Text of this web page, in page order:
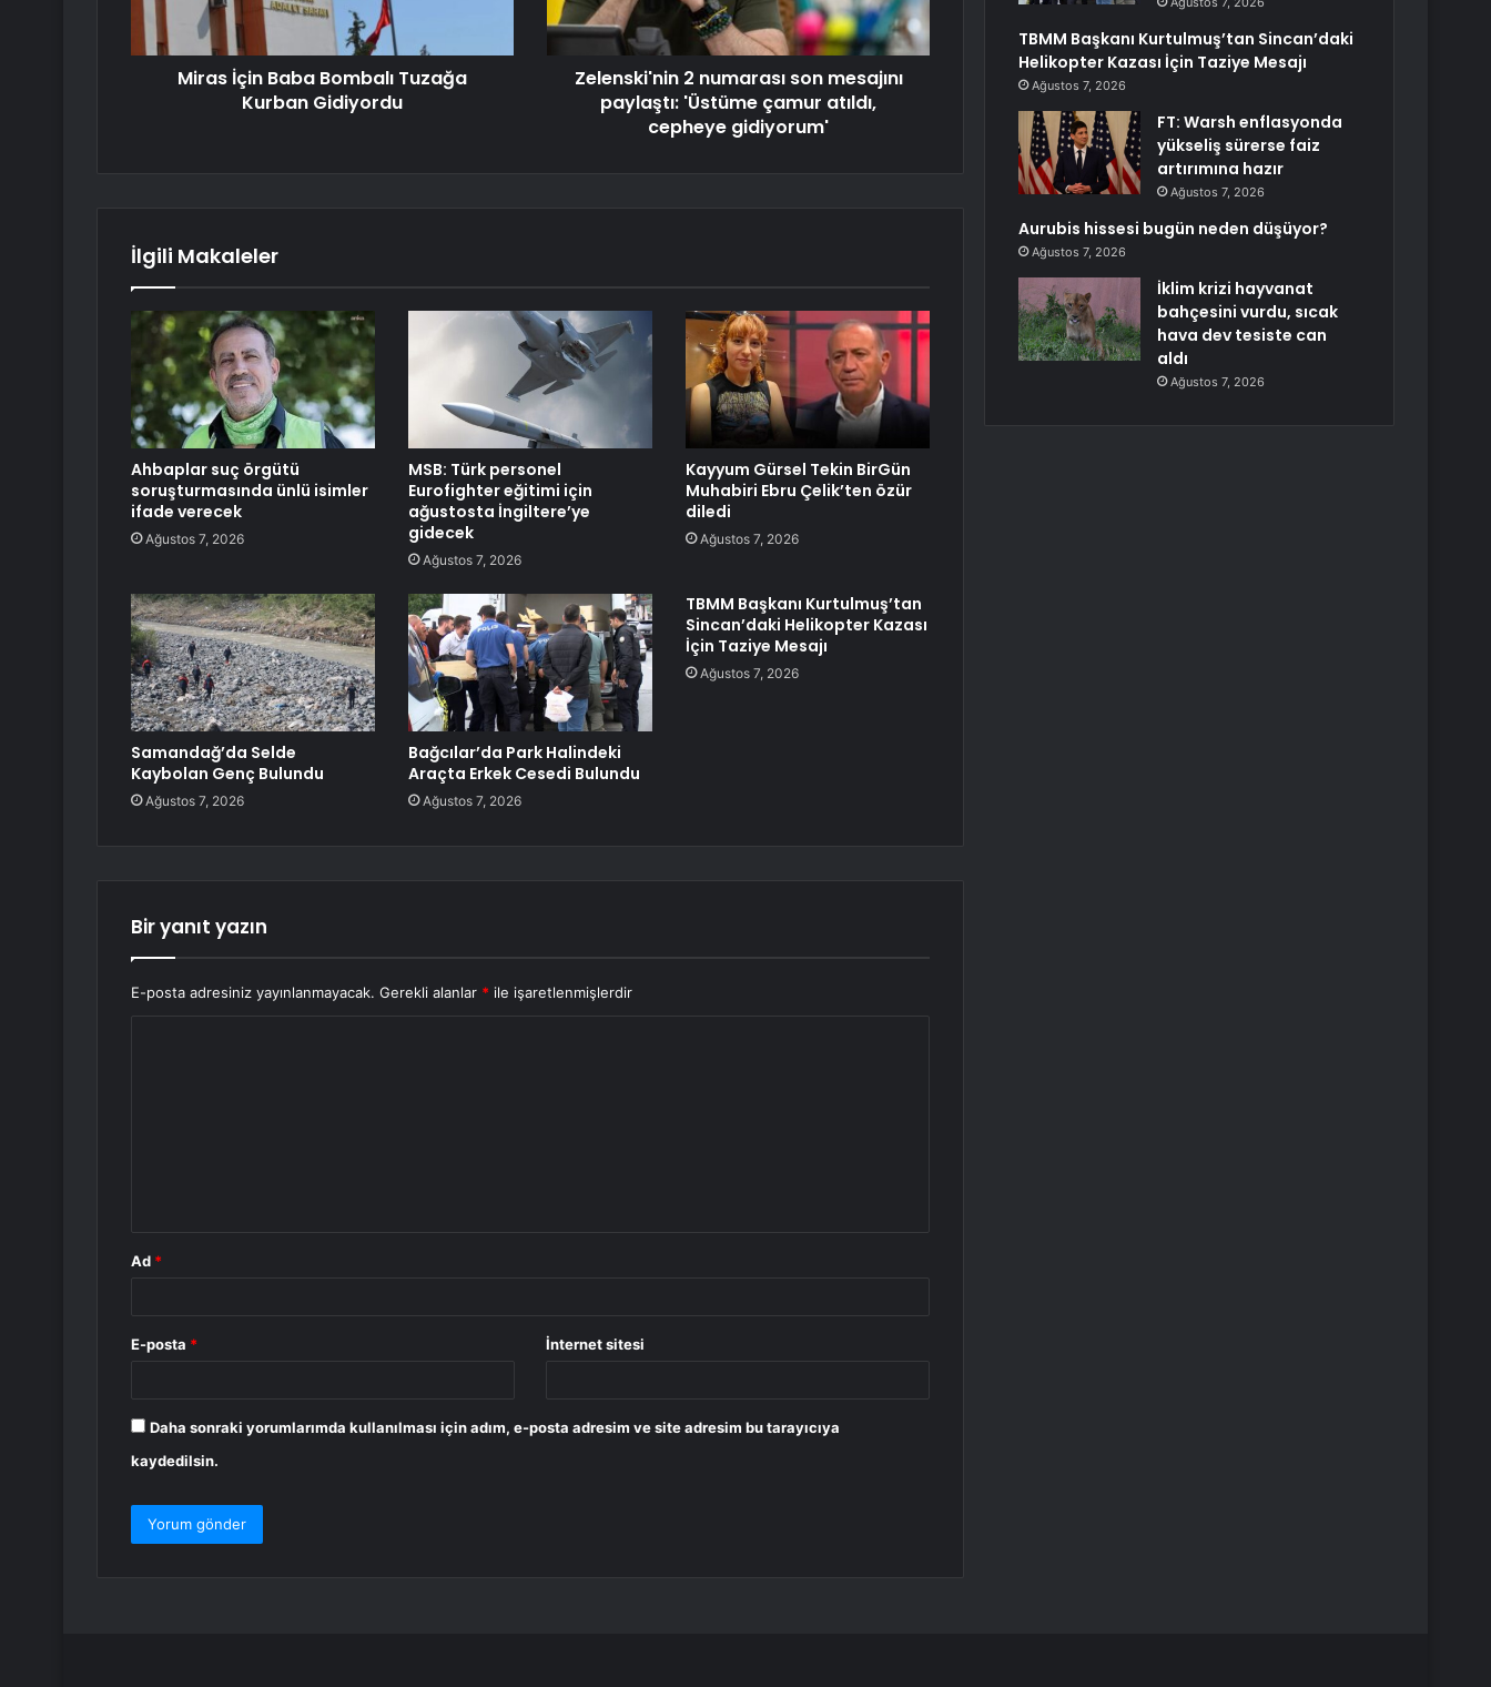
Miras İçin Baba Bombalı Tuzağa
Kurban Gidiyordu
Zelenski'nin 2 numarası son mesajını
paylaştı: 'Üstüme çamur atıldı,
cepheye gidiyorum'
İlgili Makaleler
Ahbaplar suç örgütü
soruşturmasında ünlü isimler
ifade verecek
Ağustos 7, 2026
MSB: Türk personel
Eurofighter eğitimi için
ağustosta İngiltere’ye
gidecek
Ağustos 7, 2026
Kayyum Gürsel Tekin BirGün
Muhabiri Ebru Çelik’ten özür
diledi
Ağustos 7, 2026
Samandağ’da Selde
Kaybolan Genç Bulundu
Ağustos 7, 2026
Bağcılar’da Park Halindeki
Araçta Erkek Cesedi Bulundu
Ağustos 7, 2026
TBMM Başkanı Kurtulmuş’tan
Sincan’daki Helikopter Kazası
İçin Taziye Mesajı
Ağustos 7, 2026
Bir yanıt yazın
E-posta adresiniz yayınlanmayacak. Gerekli alanlar * ile işaretlenmişlerdir
Ad *
E-posta * İnternet sitesi
Daha sonraki yorumlarımda kullanılması için adım, e-posta adresim ve site adresim bu tarayıcıya
kaydedilsin.
TBMM Başkanı Kurtulmuş’tan Sincan’daki
Helikopter Kazası İçin Taziye Mesajı
Ağustos 7, 2026
FT: Warsh enflasyonda
yükseliş sürerse faiz
artırımına hazır
Ağustos 7, 2026
Aurubis hissesi bugün neden düşüyor?
Ağustos 7, 2026
İklim krizi hayvanat
bahçesini vurdu, sıcak
hava dev tesiste can
aldı
Ağustos 7, 2026